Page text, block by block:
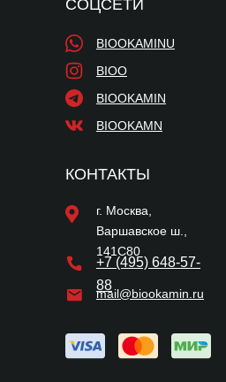
КОНТАКТЫ
+7 (495) 648-57-
88
г. Москва,
Варшавское ш.,
141С80
mail@biookamin.ru
СОЦСЕТИ
BIOO
BIOOKAMINU
BIOOKAMIN
BIOOKAMN